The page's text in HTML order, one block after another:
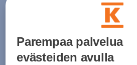
30pv alin hinta: 19,99 €
Lisätietoa
Parempaa palvelua
evästeiden avulla